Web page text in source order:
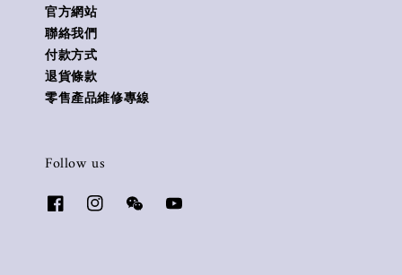
官方網站
聯絡我們
付款方式
退貨條款
零售產品維修專線
Follow us